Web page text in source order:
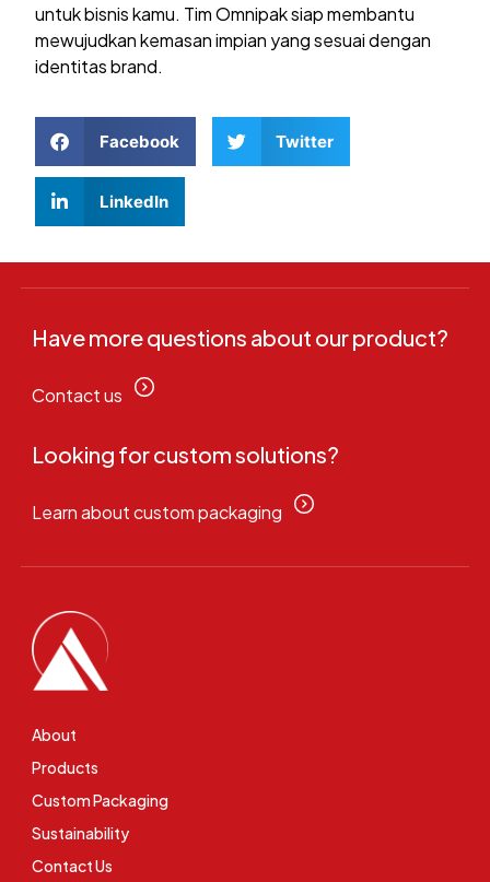
untuk bisnis kamu. Tim Omnipak siap membantu
mewujudkan kemasan impian yang sesuai dengan
identitas brand.
Facebook Twitter
LinkedIn
Have more questions about our product?
Contact us
Looking for custom solutions?
Learn about custom packaging
About
Products
Custom Packaging
Sustainability
Contact Us